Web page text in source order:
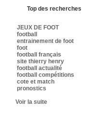
Top des recherches
JEUX DE FOOT
football
entrainement de foot
foot
football français
site thierry henry
football actualité
football compétitions
cote et match
pronostics
Voir la suite